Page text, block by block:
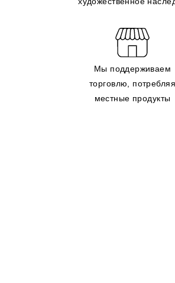
Мы поддерживаем
торговлю, потребляя
местные продукты